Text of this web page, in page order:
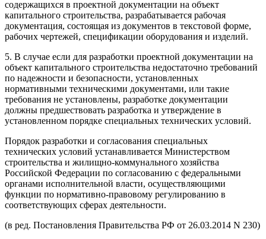
содержащихся в проектной документации на объект
капитального строительства, разрабатывается рабочая
документация, состоящая из документов в текстовой форме,
рабочих чертежей, спецификации оборудования и изделий.
5. В случае если для разработки проектной документации на
объект капитального строительства недостаточно требований
по надежности и безопасности, установленных
нормативными техническими документами, или такие
требования не установлены, разработке документации
должны предшествовать разработка и утверждение в
установленном порядке специальных технических условий.
Порядок разработки и согласования специальных
технических условий устанавливается Министерством
строительства и жилищно-коммунального хозяйства
Российской Федерации по согласованию с федеральными
органами исполнительной власти, осуществляющими
функции по нормативно-правовому регулированию в
соответствующих сферах деятельности.
(в ред. Постановления Правительства РФ от 26.03.2014 N 230)